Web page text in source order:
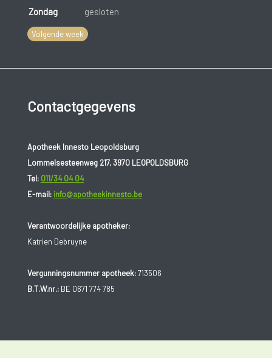
Zondag
gesloten
Volgende week
Contactgegevens
Apotheek Innesto Leopoldsburg
Lommelsesteenweg 217, 3970 LEOPOLDSBURG
Tel: 011/34 04 04
E-mail: info@apotheekinnesto.be
Verantwoordelijke apotheker:
Katrien Debruyne
Vergunningsnummer apotheek:713506
B.T.W.nr.:BE 0671 774 785